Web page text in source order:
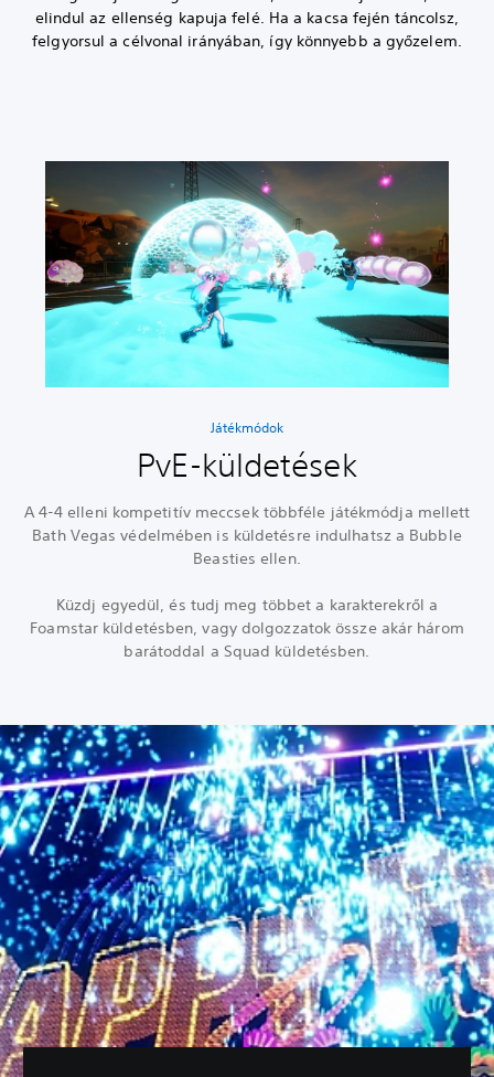
elindul az ellenség kapuja felé. Ha a kacsa fején táncolsz,
felgyorsul a célvonal irányában, így könnyebb a győzelem.
Játékmódok
PvE-küldetések
A 4-4 elleni kompetitív meccsek többféle játékmódja mellett
Bath Vegas védelmében is küldetésre indulhatsz a Bubble
Beasties ellen.
Küzdj egyedül, és tudj meg többet a karakterekről a
Foamstar küldetésben, vagy dolgozzatok össze akár három
barátoddal a Squad küldetésben.